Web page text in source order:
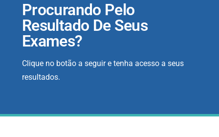
Procurando Pelo
Resultado De Seus
Exames?
Clique no botão a seguir e tenha acesso a seus
resultados.